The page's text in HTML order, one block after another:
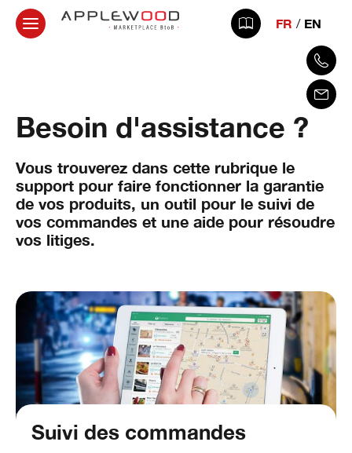
FR EN
Besoin d'assistance ?
Vous trouverez dans cette rubrique le
support pour faire fonctionner la garantie
de vos produits, un outil pour le suivi de
vos commandes et une aide pour résoudre
vos litiges.
Suivi des commandes